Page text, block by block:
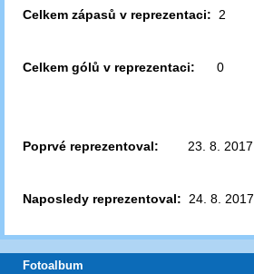
Celkem zápasů v reprezentaci: 2
Celkem gólů v reprezentaci: 0
Poprvé reprezentoval: 23. 8. 2017
Naposledy reprezentoval: 24. 8. 2017
Fotoalbum